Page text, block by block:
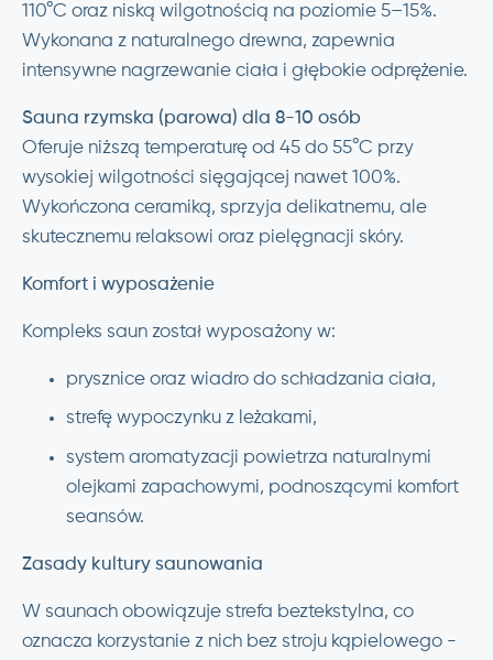
110°C oraz niską wilgotnością na poziomie 5–15%.
Wykonana z naturalnego drewna, zapewnia
intensywne nagrzewanie ciała i głębokie odprężenie.
Sauna rzymska (parowa) dla 8-10 osób
Oferuje niższą temperaturę od 45 do 55°C przy
wysokiej wilgotności sięgającej nawet 100%.
Wykończona ceramiką, sprzyja delikatnemu, ale
skutecznemu relaksowi oraz pielęgnacji skóry.
Komfort i wyposażenie
Kompleks saun został wyposażony w:
prysznice oraz wiadro do schładzania ciała,
strefę wypoczynku z leżakami,
system aromatyzacji powietrza naturalnymi
olejkami zapachowymi, podnoszącymi komfort
seansów.
Zasady kultury saunowania
W saunach obowiązuje strefa beztekstylna, co
oznacza korzystanie z nich bez stroju kąpielowego -